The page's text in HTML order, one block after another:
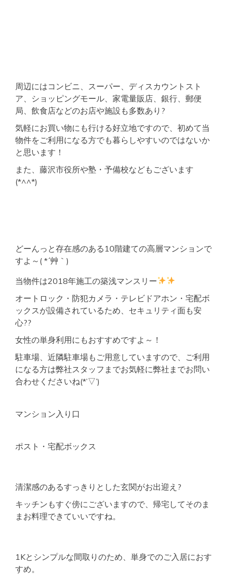
周辺にはコンビニ、スーパー、ディスカウントスト
ア、ショッピングモール、家電量販店、銀行、郵便
局、飲食店などのお店や施設も多数あり?
気軽にお買い物にも行ける好立地ですので、初めて当
物件をご利用になる方でも暮らしやすいのではないか
と思います！
また、藤沢市役所や塾・予備校などもございます
(*^^*)
どーんっと存在感のある10階建ての高層マンションで
すよ～( *´艸｀)
当物件は2018年施工の築浅マンスリー
オートロック・防犯カメラ・テレビドアホン・宅配ボ
ックスが設備されているため、セキュリティ面も安
心??
女性の単身利用にもおすすめですよ～！
駐車場、近隣駐車場もご用意していますので、ご利用
になる方は弊社スタッフまでお気軽に弊社までお問い
合わせくださいね(*’▽’)
マンション入り口
ポスト・宅配ボックス
清潔感のあるすっきりとした玄関がお出迎え?
キッチンもすぐ傍にございますので、帰宅してそのま
まお料理できていいですね。
1Kとシンプルな間取りのため、単身でのご入居におす
すめ。